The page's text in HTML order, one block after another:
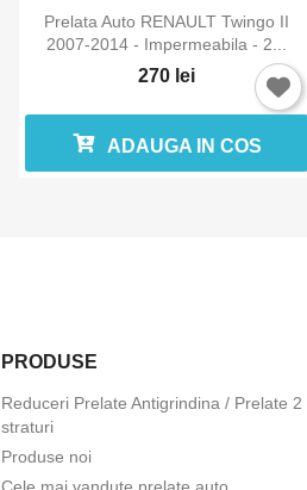
 Vizualizare rapida
Prelata Auto RENAULT Twingo II
2007-2014 - Impermeabila - 2...
270 lei
ADAUGA IN COS
PRODUSE
Reduceri Prelate Antigrindina / Prelate 2
straturi
Produse noi
Cele mai vandute prelate auto